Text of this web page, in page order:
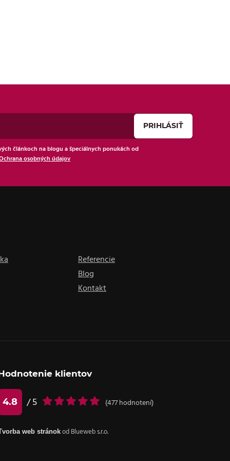
článkoch na blogu a špeciálnych ponukách od
osobných údajov
Referencie
Blog
Kontakt
klientov
4.8 / 5 (477hodnotení)
web stránok od Blueweb s.r.o.